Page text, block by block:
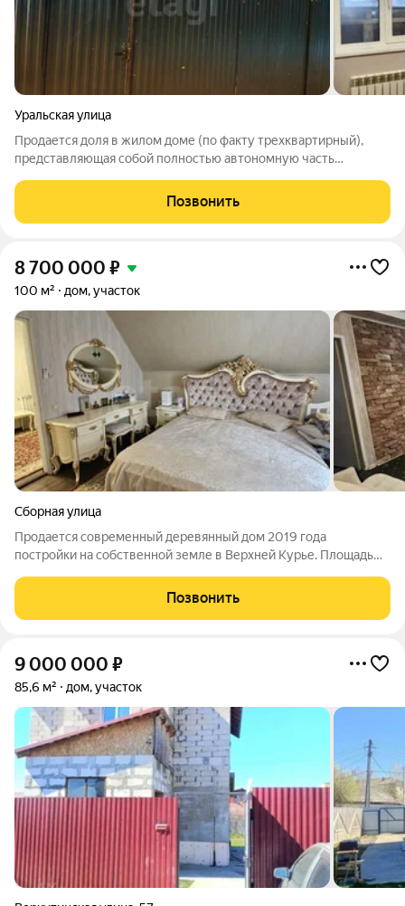
Уральская улица
Продается доля в жилом доме (по факту трехквартирный),
представляющая собой полностью автономную часть
состоянии после проведенного косметического ремонта, все
инженерные коммуникации
Позвонить
8 700 000 ₽
100 м² дом, участок
Сборная улица
Продается современный деревянный дом 2019 года
постройки на собственной земле в Верхней Курье. Площадь
рационально: три комнаты, кухня и два санузла на разных
этажах. В дом подведены все
Позвонить
9 000 000 ₽
85,6 м² дом, участок